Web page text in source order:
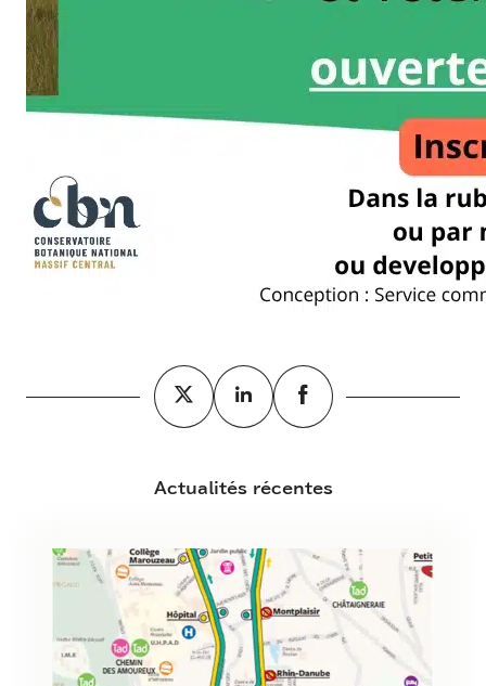
Actualités récentes